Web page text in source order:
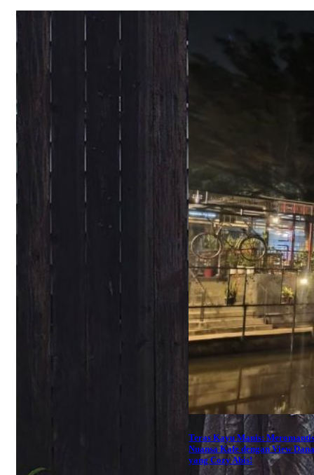
Teras Kayu Manis:
Nuansa Kafe dengan View
yang Cozy Abis!